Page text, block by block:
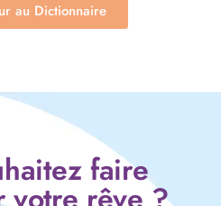
au Dictionnaire
faire